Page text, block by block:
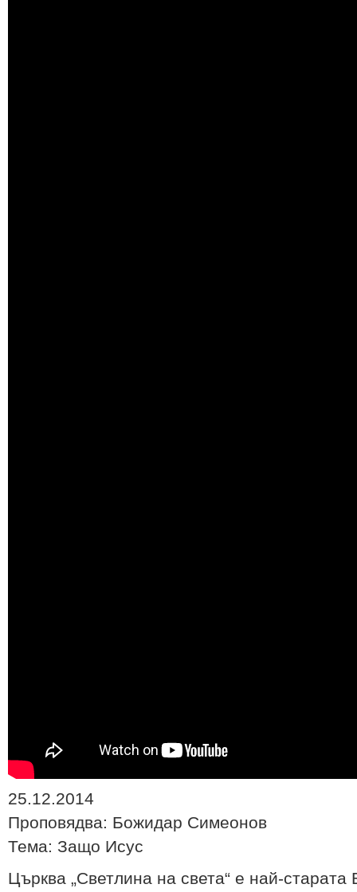
25.12.2014
Проповядва: Божидар Симеонов
Тема: Защо Исус
Църква „Светлина на света“ е най-старата